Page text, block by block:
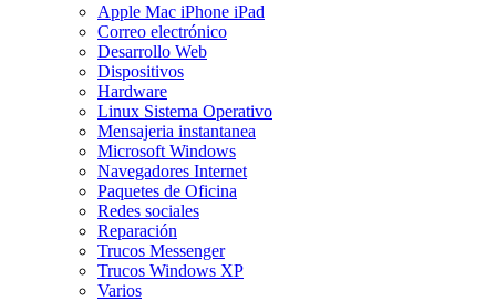
Apple Mac iPhone iPad
Correo electrónico
Desarrollo Web
Dispositivos
Hardware
Linux Sistema Operativo
Mensajeria instantanea
Microsoft Windows
Navegadores Internet
Paquetes de Oficina
Redes sociales
Reparación
Trucos Messenger
Trucos Windows XP
Varios